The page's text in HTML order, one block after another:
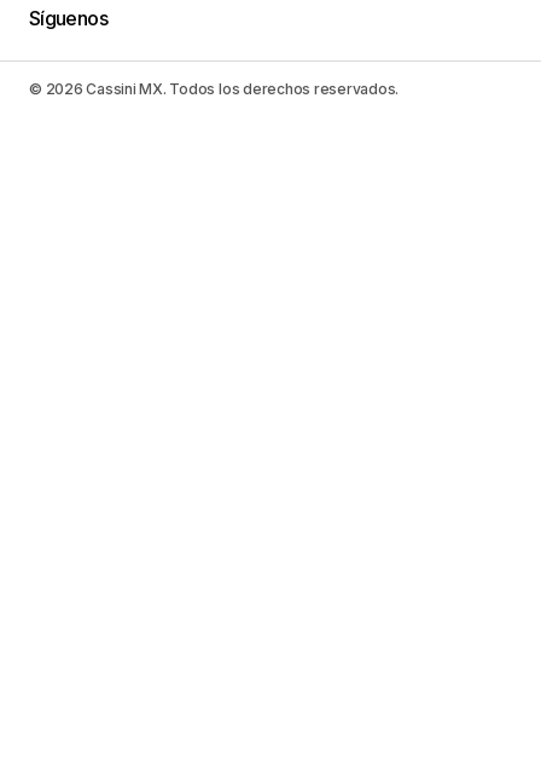
Síguenos
© 2026 Cassini MX. Todos los derechos reservados.